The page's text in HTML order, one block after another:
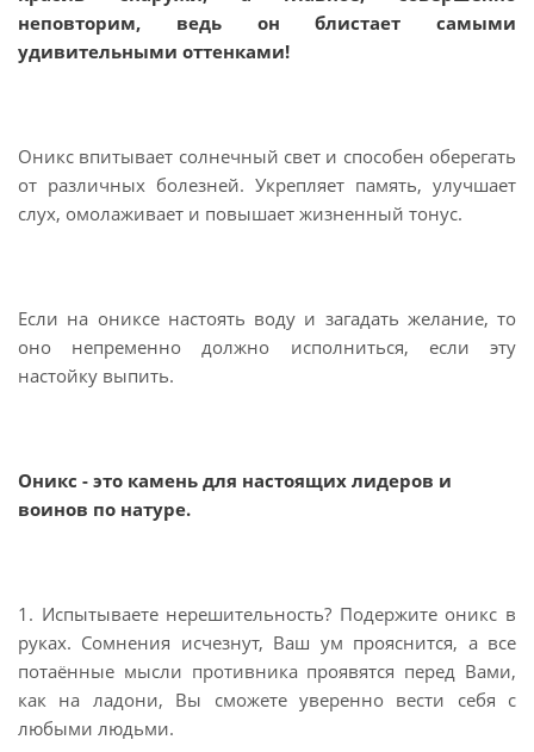
неповторим, ведь он блистает самыми
удивительными оттенками!
Оникс впитывает солнечный свет и способен оберегать
от различных болезней. Укрепляет память, улучшает
слух, омолаживает и повышает жизненный тонус.
Если на ониксе настоять воду и загадать желание, то
оно непременно должно исполниться, если эту
настойку выпить.
Оникс - это камень для настоящих лидеров и
воинов по натуре.
1. Испытываете нерешительность? Подержите оникс в
руках. Сомнения исчезнут, Ваш ум прояснится, а все
потаённые мысли противника проявятся перед Вами,
как на ладони, Вы сможете уверенно вести себя с
любыми людьми.